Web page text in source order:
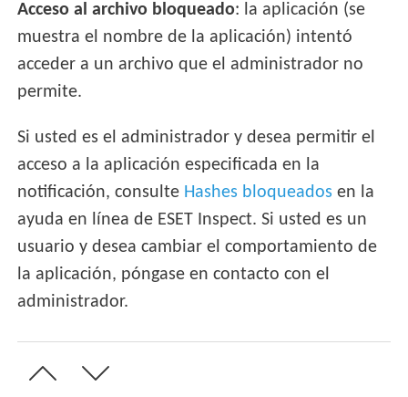
Acceso al archivo bloqueado: la aplicación (se
muestra el nombre de la aplicación) intentó
acceder a un archivo que el administrador no
permite.
Si usted es el administrador y desea permitir el
acceso a la aplicación especificada en la
notificación, consulte Hashes bloqueados en la
ayuda en línea de ESET Inspect. Si usted es un
usuario y desea cambiar el comportamiento de
la aplicación, póngase en contacto con el
administrador.